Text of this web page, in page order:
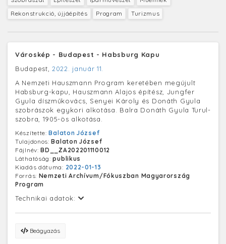
Rekonstrukció, újjáépítés
Program Turizmus
Városkép - Budapest - Habsburg Kapu
Budapest, 2022. január 11.
A Nemzeti Hauszmann Program keretében megújult
Habsburg-kapu, Hauszmann Alajos építész, Jungfer
Gyula díszműkovács, Senyei Károly és Donáth Gyula
szobrászok egykori alkotása. Balra Donáth Gyula Turul-
szobra, 1905-ös alkotása.
Készítette:Balaton József
Tulajdonos:Balaton József
Fájlnév:BD__ZA202201110012
Láthatóság:publikus
Kiadás dátuma: 2022-01-13
Forrás: Nemzeti Archívum/Fókuszban Magyarország
Program
Technikai adatok:
Beágyazás